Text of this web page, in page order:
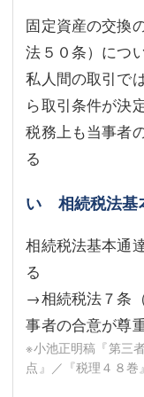
固定資産の交換
法５０条）につ
私人間の取引で
ら取引条件が決
税務上も当事者
る
い 相続税法基
相続税法基本通
る
→相続税法７条
事者の合意が尊
※小池正明稿『第三
点』／『税理４８巻